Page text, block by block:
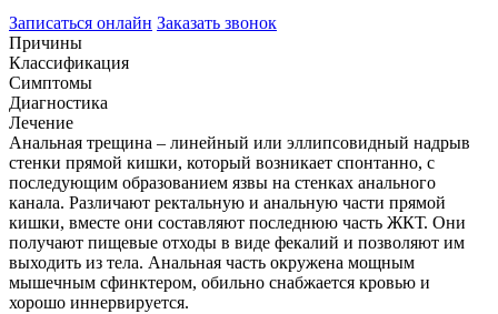
Записаться онлайн Заказать звонок
Причины
Классификация
Симптомы
Диагностика
Лечение
Анальная трещина – линейный или эллипсовидный надрыв
стенки прямой кишки, который возникает спонтанно, с
последующим образованием язвы на стенках анального
канала. Различают ректальную и анальную части прямой
кишки, вместе они составляют последнюю часть ЖКТ. Они
получают пищевые отходы в виде фекалий и позволяют им
выходить из тела. Анальная часть окружена мощным
мышечным сфинктером, обильно снабжается кровью и
хорошо иннервируется.